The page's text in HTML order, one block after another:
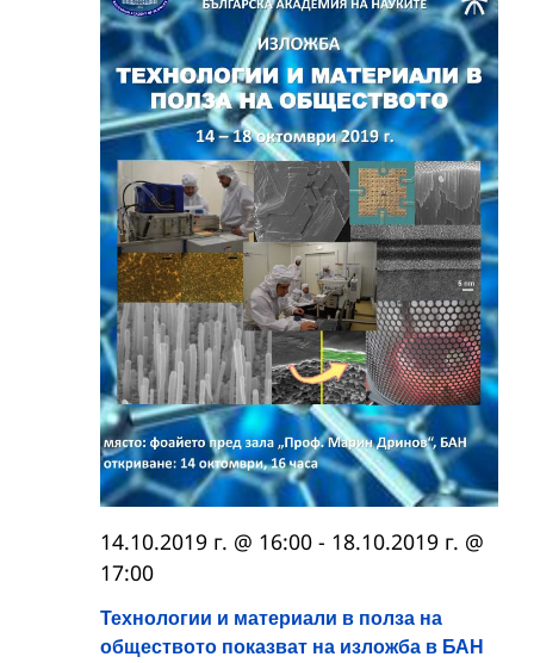
Технологии и материали в полза на
обществото показват на изложба в БАН
14.10.2019 г. @ 16:00 - 18.10.2019 г. @
17:00